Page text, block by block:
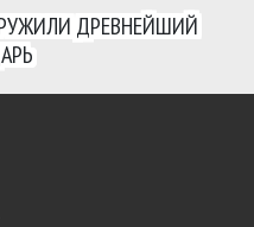
ДРЕВНЕЙШИЙ